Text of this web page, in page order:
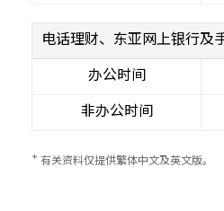
电话理财、东亚网上银行及
办公时间
非办公时间
+ 有关资料仅提供繁体中文及英文版。